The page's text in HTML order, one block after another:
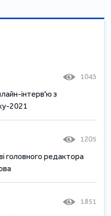
1043
інтерв'ю з
2021
1205
головного редактора
1851